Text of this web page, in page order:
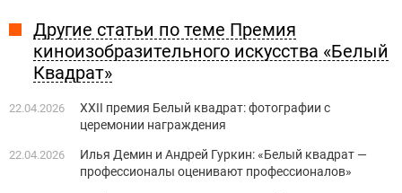
Другие статьи по теме Премия
киноизобразительного искусства «Белый
Квадрат»
22.04.2026
XXII премия Белый квадрат: фотографии с
церемонии награждения
22.04.2026
Илья Демин и Андрей Гуркин: «Белый квадрат —
профессионалы оценивают профессионалов»